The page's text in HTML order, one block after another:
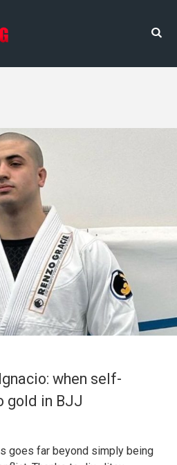
when self-
gold in BJJ
goes far beyond simply being